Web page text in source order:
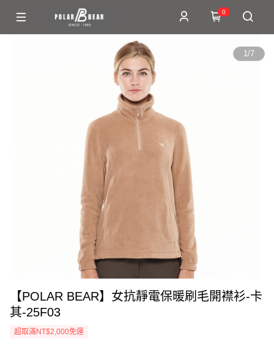
0
1/7
【POLAR BEAR】女抗靜電保暖刷毛開襟衫-卡
其-25F03
超取滿NT$2,000免運